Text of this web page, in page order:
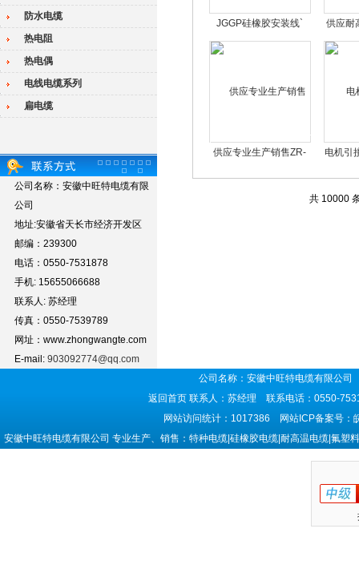
防水电缆
热电阻
热电偶
电线电缆系列
扁电缆
公司名称：安徽中旺特电缆有限
公司
地址:安徽省天长市经济开发区
邮编：239300
电话：0550-7531878
手机: 15655066688
联系人: 苏经理
传真：0550-7539789
网址：www.zhongwangte.com
E-mail: 903092774@qq.com
JGGP硅橡胶安装线` 供应耐
供应专业生产销售ZR-
电机引
共 10000
公司名称：安徽中旺特电缆有限公
返回首页 联系人：苏经理 联系电话：0550-
网站访问统计：1017386 网站ICP备案号：
安徽中旺特电缆有限公司 专业生产、销售：特种电缆|硅橡胶电缆|耐高温电缆|氟